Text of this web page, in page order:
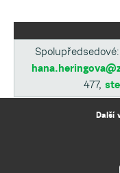
477,
Další